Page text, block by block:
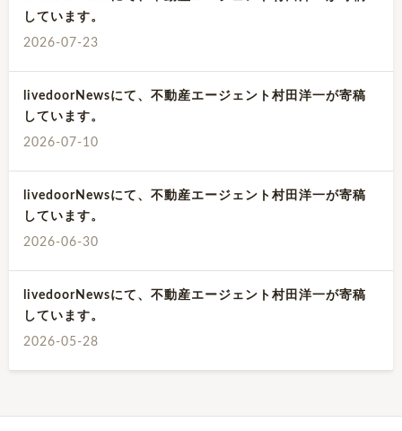
しています。
2026-07-23
livedoorNewsにて、不動産エージェント村田洋一が寄稿
しています。
2026-07-10
livedoorNewsにて、不動産エージェント村田洋一が寄稿
しています。
2026-06-30
livedoorNewsにて、不動産エージェント村田洋一が寄稿
しています。
2026-05-28